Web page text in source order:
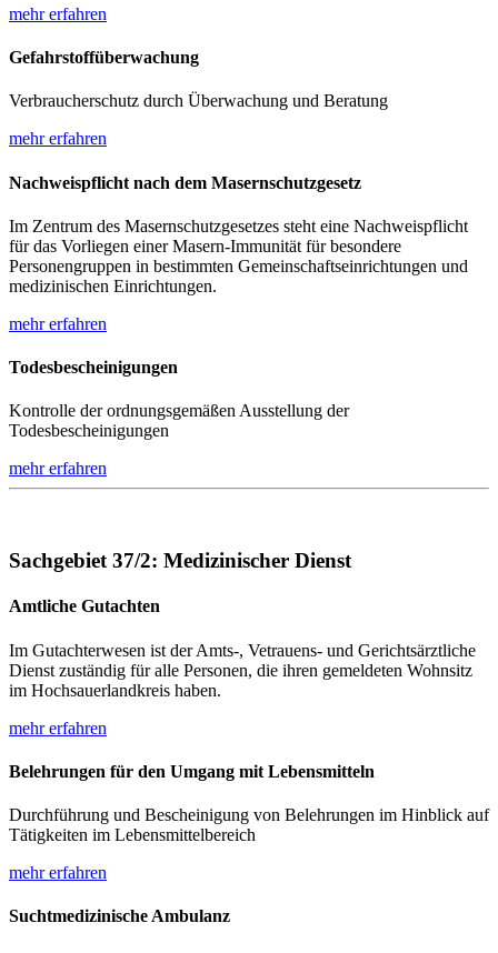
mehr erfahren
Gefahrstoffüberwachung
Verbraucherschutz durch Überwachung und Beratung
mehr erfahren
Nachweispflicht nach dem Masernschutzgesetz
Im Zentrum des Masernschutzgesetzes steht eine Nachweispflicht
für das Vorliegen einer Masern-Immunität für besondere
Personengruppen in bestimmten Gemeinschaftseinrichtungen und
medizinischen Einrichtungen.
mehr erfahren
Todesbescheinigungen
Kontrolle der ordnungsgemäßen Ausstellung der
Todesbescheinigungen
mehr erfahren
Sachgebiet 37/2: Medizinischer Dienst
Amtliche Gutachten
Im Gutachterwesen ist der Amts-, Vetrauens- und Gerichtsärztliche
Dienst zuständig für alle Personen, die ihren gemeldeten Wohnsitz
im Hochsauerlandkreis haben.
mehr erfahren
Belehrungen für den Umgang mit Lebensmitteln
Durchführung und Bescheinigung von Belehrungen im Hinblick auf
Tätigkeiten im Lebensmittelbereich
mehr erfahren
Suchtmedizinische Ambulanz